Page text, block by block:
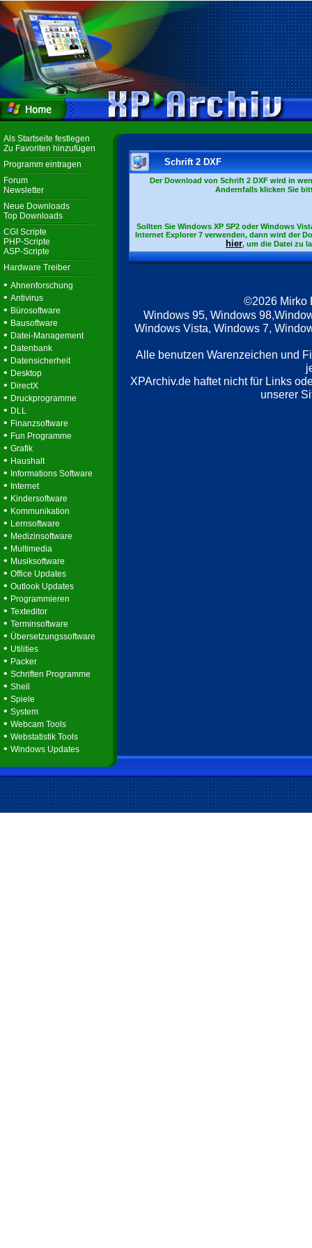
Als Startseite festlegen
Zu Favoriten hinzufügen
Programm eintragen
Forum
Newsletter
Neue Downloads
Top Downloads
CGI Scripte
PHP-Scripte
ASP-Scripte
Hardware Treiber
• Ahnenforschung
• Antivirus
• Bürosoftware
• Bausoftware
• Datei-Management
• Datenbank
• Datensicherheit
• Desktop
• DirectX
• Druckprogramme
• DLL
• Finanzsoftware
• Fun Programme
• Grafik
• Haushalt
• Informations Software
• Internet
• Kindersoftware
• Kommunikation
• Lernsoftware
• Medizinsoftware
• Multimedia
• Musiksoftware
• Office Updates
• Outlook Updates
• Programmieren
• Texteditor
• Terminsoftware
• Übersetzungssoftware
• Utilities
• Packer
• Schriften Programme
• Shell
• Spiele
• System
• Webcam Tools
• Webstatistik Tools
• Windows Updates
Schrift 2 DXF
Der Download von Schrift 2 DXF wird in
Andernfalls klicken Sie
Sollten Sie Windows XP SP2 oder Windows
Internet Explorer 7 verwenden, dann wird der
hier, um die Datei zu
©2026 Mirko
Windows 95, Windows
Windows Vista, Windows 7,
Alle benutzen Warenzeichen und
XPArchiv.de haftet nicht für Links
unserer